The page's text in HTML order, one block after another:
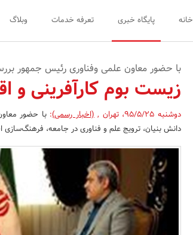
خانه پایگاه خبری تعرفه خدمات وبلاگ
با حضور معاون علمی وفناوری رئیس جمهور
زیست بوم کارآفرینی و
دوشنبه 95/5/25 ،تهران ,(اخبار رسمی):با حضور
دانش بنیان، ترویج علم و فناوری در جامعه،